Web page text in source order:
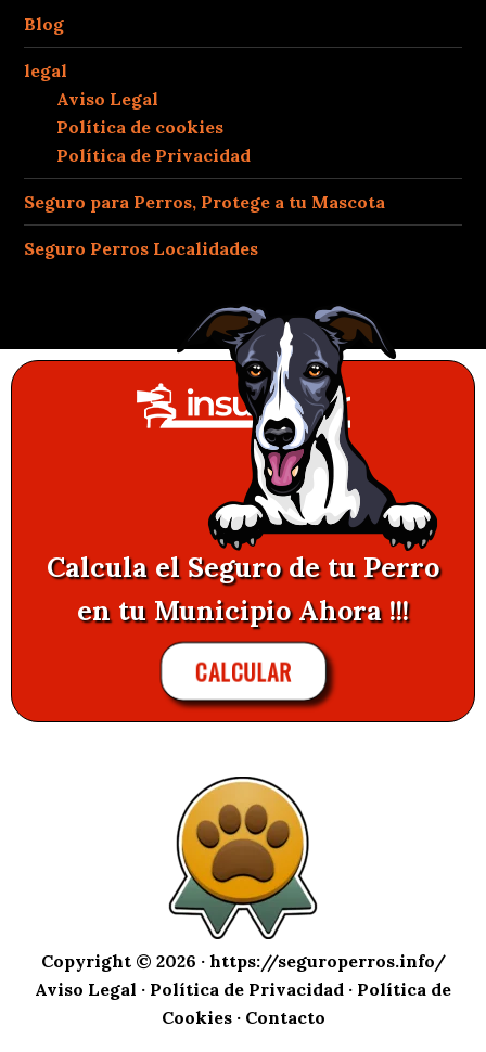
Blog
legal
Aviso Legal
Política de cookies
Política de Privacidad
Seguro para Perros, Protege a tu Mascota
Seguro Perros Localidades
Calcula el Seguro de tu Perro
en tu Municipio Ahora !!!
CALCULAR
Copyright © 2026 · https://seguroperros.info/
Aviso Legal · Política de Privacidad · Política de
Cookies· Contacto